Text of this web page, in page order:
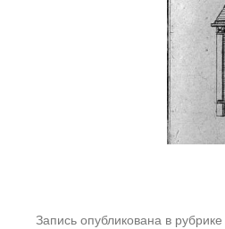
Запись опубликована в рубрике